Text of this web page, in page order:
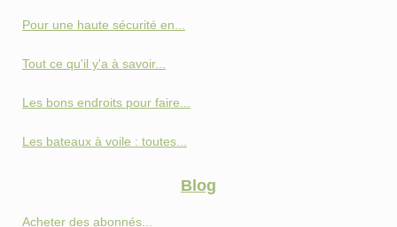
Pour une haute sécurité en...
Tout ce qu'il y'a à savoir...
Les bons endroits pour faire...
Les bateaux à voile : toutes...
Blog
Acheter des abonnés...